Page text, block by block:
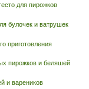
для пирожков
булочек и ватрушек
приготовления
пирожков и беляшей
и вареников